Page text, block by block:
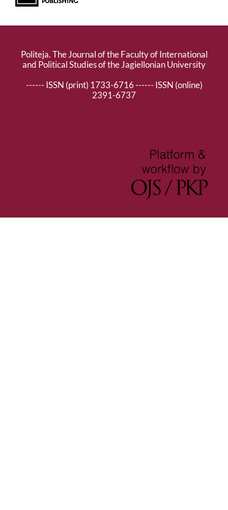
Politeja. The Journal of the Faculty of International
and Political Studies of the Jagiellonian University
------ ISSN (print) 1733-6716 ------ ISSN (online)
2391-6737